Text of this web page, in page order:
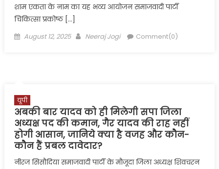
शाम एकता के नाम का यह भव्य आयोजन समाजवादी पार्टी
चिकित्सा प्रकोष्ठ […]
Posted
August 12, 2025 Author
Neeraj Jogi Comment(0)
यूपी
अबकी बार यादव को ही मिलेगी सपा जिला
अध्यक्ष पद की कमान, गैर यादव की राह नहीं
होगी आसान, जानिये क्या है वजह और कौन-
कौन हैं प्रबल दावेदार?
नीरज सिसौदिया समाजवादी पार्टी के मौजूदा जिला अध्यक्ष शिवचरन